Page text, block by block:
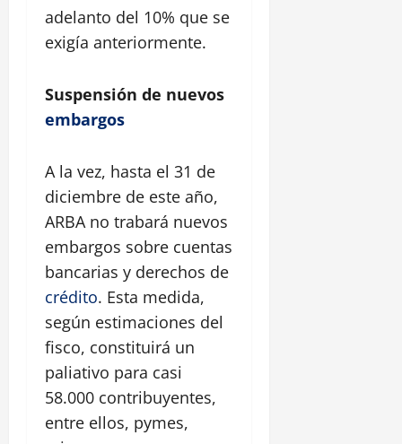
adelanto del 10% que se
exigía anteriormente.
Suspensión de nuevos
embargos
A la vez, hasta el 31 de
diciembre de este año,
ARBA no trabará nuevos
embargos sobre cuentas
bancarias y derechos de
crédito. Esta medida,
según estimaciones del
fisco, constituirá un
paliativo para casi
58.000 contribuyentes,
entre ellos, pymes,